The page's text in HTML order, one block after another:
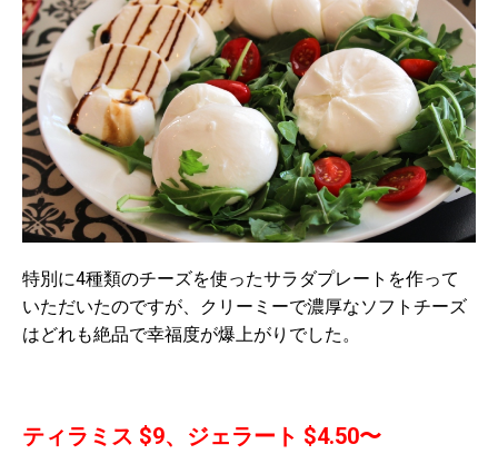
特別に4種類のチーズを使ったサラダプレートを作って
いただいたのですが、クリーミーで濃厚なソフトチーズ
はどれも絶品で幸福度が爆上がりでした。
ティラミス $9、ジェラート $4.50〜